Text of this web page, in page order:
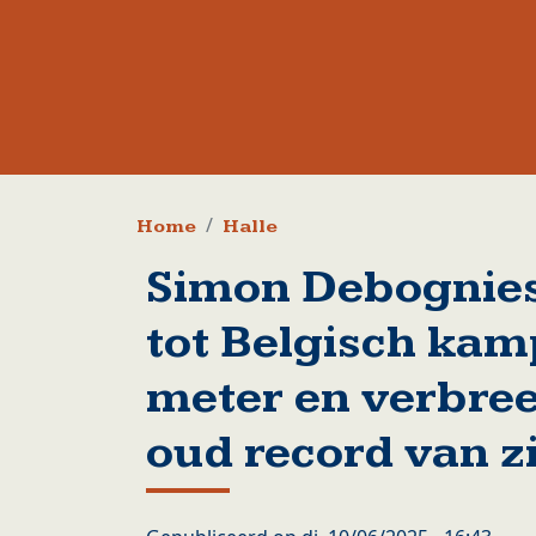
Kruimelpad
Home Halle
Simon
tot Belgisch
meter en
oud record van